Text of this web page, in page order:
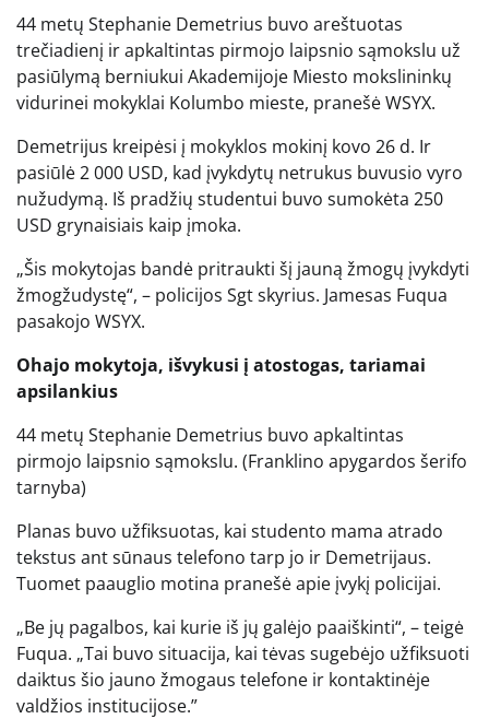
44 metų Stephanie Demetrius buvo areštuotas
trečiadienį ir apkaltintas pirmojo laipsnio sąmokslu už
pasiūlymą berniukui Akademijoje Miesto mokslininkų
vidurinei mokyklai Kolumbo mieste, pranešė WSYX.
Demetrijus kreipėsi į mokyklos mokinį kovo 26 d. Ir
pasiūlė 2 000 USD, kad įvykdytų netrukus buvusio vyro
nužudymą. Iš pradžių studentui buvo sumokėta 250
USD grynaisiais kaip įmoka.
„Šis mokytojas bandė pritraukti šį jauną žmogų įvykdyti
žmogžudystę“, – policijos Sgt skyrius. Jamesas Fuqua
pasakojo WSYX.
Ohajo mokytoja, išvykusi į atostogas, tariamai
apsilankius
44 metų Stephanie Demetrius buvo apkaltintas
pirmojo laipsnio sąmokslu. (Franklino apygardos šerifo
tarnyba)
Planas buvo užfiksuotas, kai studento mama atrado
tekstus ant sūnaus telefono tarp jo ir Demetrijaus.
Tuomet paauglio motina pranešė apie įvykį policijai.
„Be jų pagalbos, kai kurie iš jų galėjo paaiškinti“, – teigė
Fuqua. „Tai buvo situacija, kai tėvas sugebėjo užfiksuoti
daiktus šio jauno žmogaus telefone ir kontaktinėje
valdžios institucijose.”